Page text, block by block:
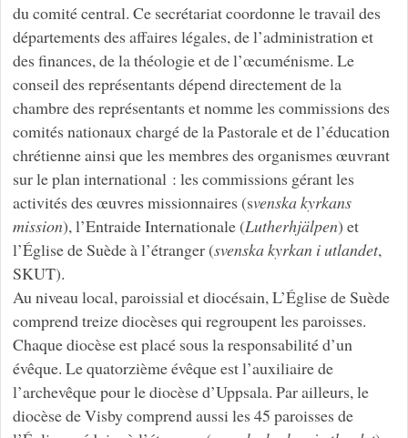
du comité central. Ce secrétariat coordonne le travail des
départements des affaires légales, de l’administration et
des finances, de la théologie et de l’œcuménisme. Le
conseil des représentants dépend directement de la
chambre des représentants et nomme les commissions des
comités nationaux chargé de la Pastorale et de l’éducation
chrétienne ainsi que les membres des organismes œuvrant
sur le plan international : les commissions gérant les
activités des œuvres missionnaires (svenska kyrkans
mission), l’Entraide Internationale (Lutherhjälpen) et
l’Église de Suède à l’étranger (svenska kyrkan i utlandet,
SKUT).
Au niveau local, paroissial et diocésain, L’Église de Suède
comprend treize diocèses qui regroupent les paroisses.
Chaque diocèse est placé sous la responsabilité d’un
évêque. Le quatorzième évêque est l’auxiliaire de
l’archevêque pour le diocèse d’Uppsala. Par ailleurs, le
diocèse de Visby comprend aussi les 45 paroisses de